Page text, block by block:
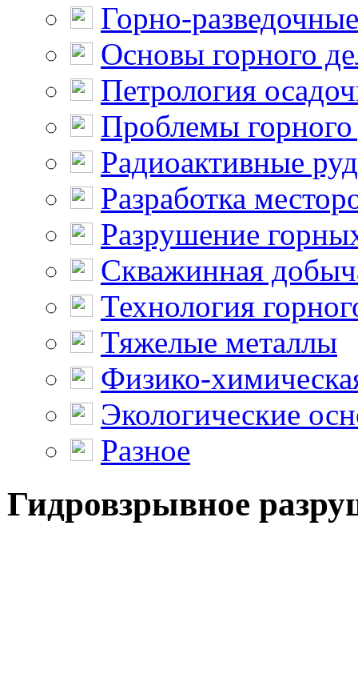
Горно-
Основы горного
Петрология
Проблемы горного
Радиоактивные
Разработка
Разрушение
Скважинная
Технология
Тяжелые металлы
Физико-
Экологические
Разное
Гидровзрывное